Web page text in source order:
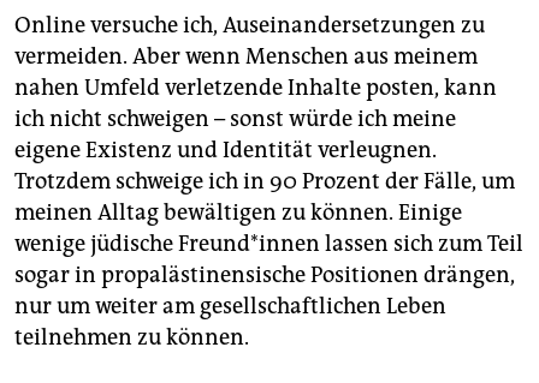
Online versuche ich, Auseinandersetzungen zu
vermeiden. Aber wenn Menschen aus meinem
nahen Umfeld verletzende Inhalte posten, kann
ich nicht schweigen – sonst würde ich meine
eigene Existenz und Identität verleugnen.
Trotzdem schweige ich in 90 Prozent der Fälle, um
meinen Alltag bewältigen zu können. Einige
wenige jüdische Freun­d*in­nen lassen sich zum Teil
sogar in propalästinensische Positionen drängen,
nur um weiter am gesellschaftlichen Leben
teilnehmen zu können.